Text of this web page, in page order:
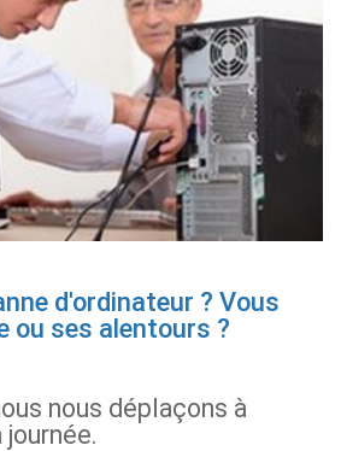
d'ordinateur ? Vous
ou ses alentours ?
nous déplaçons à